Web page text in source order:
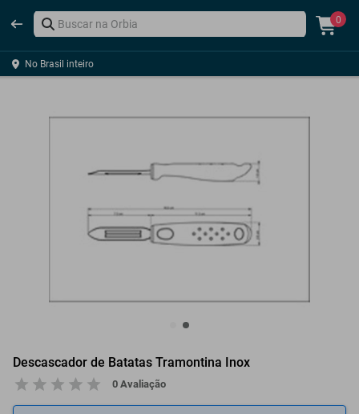
0
No Brasil inteiro
Descascador de Batatas Tramontina Inox
0 Avaliação